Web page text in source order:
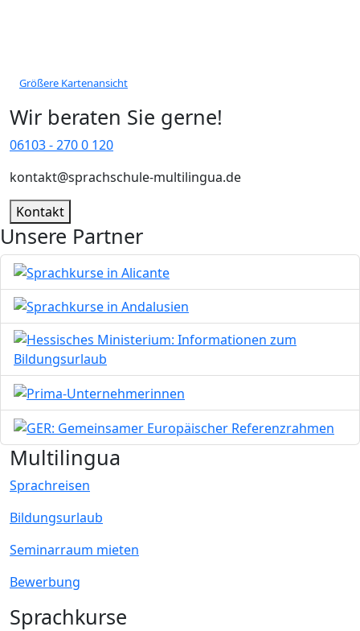
Größere Kartenansicht
Wir beraten Sie gerne!
06103 - 270 0 120
kontakt@sprachschule-multilingua.de
Kontakt
Unsere Partner
Bild
Bild
Bild
Bild
Bild
Multilingua
Sprachreisen
Bildungsurlaub
Seminarraum mieten
Bewerbung
Sprachkurse